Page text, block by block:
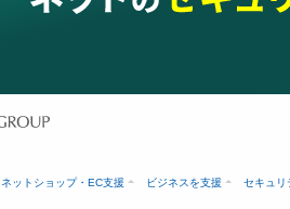
ネットショップ・EC支援 ビジネスを支援 セキュリ